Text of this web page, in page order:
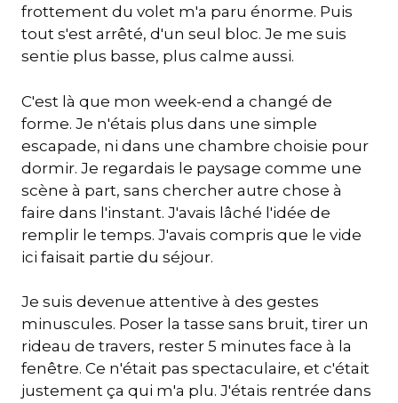
frottement du volet m'a paru énorme. Puis
tout s'est arrêté, d'un seul bloc. Je me suis
sentie plus basse, plus calme aussi.
C'est là que mon week-end a changé de
forme. Je n'étais plus dans une simple
escapade, ni dans une chambre choisie pour
dormir. Je regardais le paysage comme une
scène à part, sans chercher autre chose à
faire dans l'instant. J'avais lâché l'idée de
remplir le temps. J'avais compris que le vide
ici faisait partie du séjour.
Je suis devenue attentive à des gestes
minuscules. Poser la tasse sans bruit, tirer un
rideau de travers, rester 5 minutes face à la
fenêtre. Ce n'était pas spectaculaire, et c'était
justement ça qui m'a plu. J'étais rentrée dans